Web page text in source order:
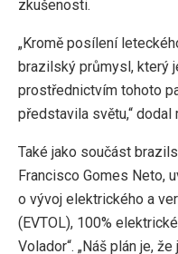
zkušenosti.
„Kromě posílení
brazilský průmysl, který
prostřednictvím tohoto
představila světu,“ dodal
Také jako součást
Francisco Gomes Neto,
o vývoj elektrického a
(EVTOL), 100%
Volador“. „Náš plán je,